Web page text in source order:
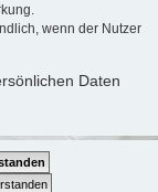
wenn der Nutzer
Daten